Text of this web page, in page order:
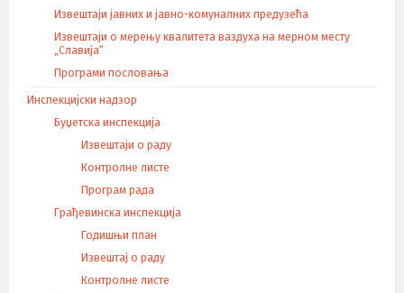
Извештаји јавних и јавно-комуналних предузећа
Извештаји о мерењу квалитета ваздуха на мерном месту
„Славија“
Програми пословања
Инспекцијски надзор
Буџетска инспекција
Извештаји о раду
Контролне листе
Програм рада
Грађевинска инспекција
Годишњи план
Извештај о раду
Контролне листе